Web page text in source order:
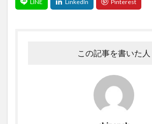
この記事を書いた人